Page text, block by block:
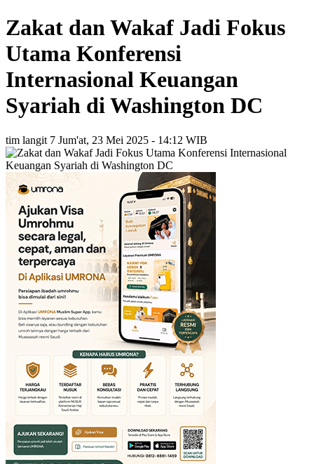
Zakat dan Wakaf Jadi Fokus
Utama Konferensi
Internasional Keuangan
Syariah di Washington DC
tim langit 7 Jum'at, 23 Mei 2025 - 14:12 WIB